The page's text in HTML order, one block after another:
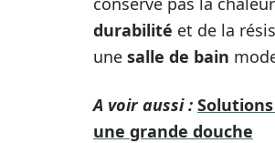
durabilité et de la
une salle de bain
A voir aussi :
une grande douche